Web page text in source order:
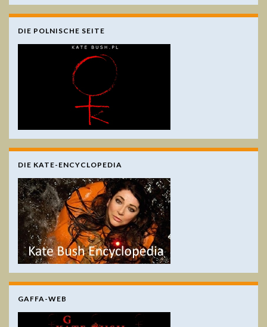
DIE POLNISCHE SEITE
DIE KATE-ENCYCLOPEDIA
GAFFA-WEB